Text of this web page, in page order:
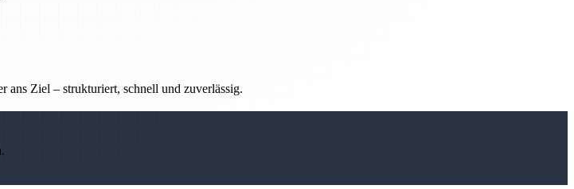
ans Ziel – strukturiert, schnell und zuverlässig.